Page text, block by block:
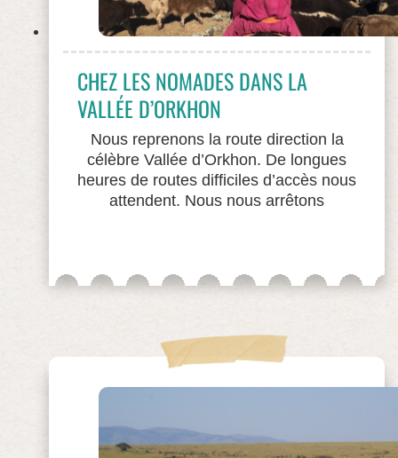
CHEZ LES NOMADES DANS LA
VALLÉE D’ORKHON
Nous reprenons la route direction la
célèbre Vallée d’Orkhon. De longues
heures de routes difficiles d’accès nous
attendent. Nous nous arrêtons